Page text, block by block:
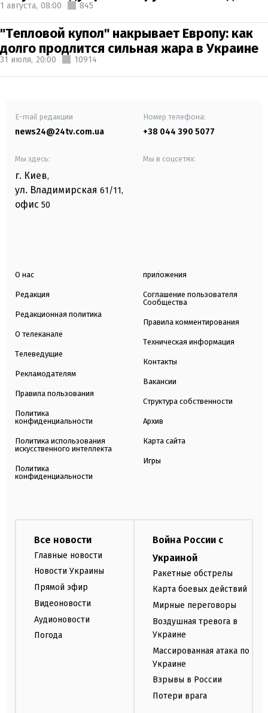
1 августа, 08:00 845
"Тепловой купол" накрывает Европу: как
долго продлится сильная жара в Украине
31 июля, 20:00 10914
E-mail редакции
news24@24tv.com.ua
Номер телефона:
+38 044 390 5077
Мы здесь:
г. Киев,
ул. Владимирская 61/11,
офис 50
Мы в соцсетях:
О нас
Редакция
Редакционная политика
О телеканале
Телеведущие
Рекламодателям
Правила пользования
Политика
конфиденциальности
Политика использования
искусственного интеллекта
Политика
конфиденциальности
приложения
Соглашение пользователя
Сообщества
Правила комментирования
Техническая информация
Контакты
Вакансии
Структура собственности
Архив
Карта сайта
Игры
Все новости
Главные новости
Новости Украины
Прямой эфир
Видеоновости
Аудионовости
Погода
Война России с
Украиной
Ракетные обстрелы
Карта боевых действий
Мирные переговоры
Воздушная тревога в
Украине
Массированная атака по
Украине
Взрывы в России
Потери врага